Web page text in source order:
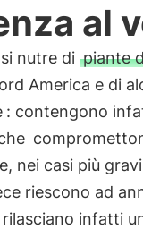
al
nutre di piante
America e di
: contengono
nei casi più
riescono ad
infatti